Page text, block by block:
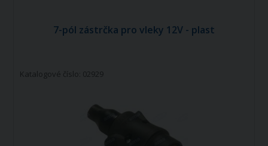
7-pól zástrčka pro vleky 12V - plast
Katalogové číslo: 02929